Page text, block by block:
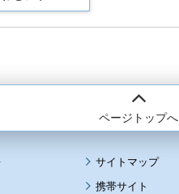
ページトップへ
サイトマップ
携帯サイト